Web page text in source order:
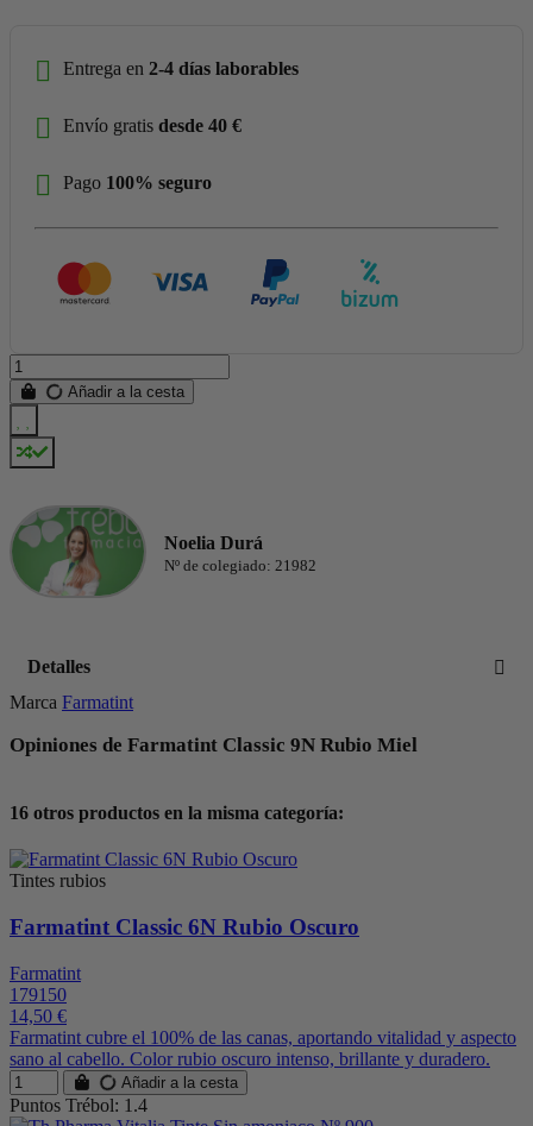
Entrega en 2-4 días laborables
Envío gratis desde 40 €
Pago 100% seguro
Añadir a la cesta
Noelia Durá
Nº de colegiado: 21982
Detalles
Marca Farmatint
Opiniones de Farmatint Classic 9N Rubio Miel
16 otros productos en la misma categoría:
Tintes rubios
Farmatint Classic 6N Rubio Oscuro
Farmatint
179150
14,50 €
Farmatint cubre el 100% de las canas, aportando vitalidad y aspecto
sano al cabello. Color rubio oscuro intenso, brillante y duradero.
Añadir a la cesta
Puntos Trébol: 1.4